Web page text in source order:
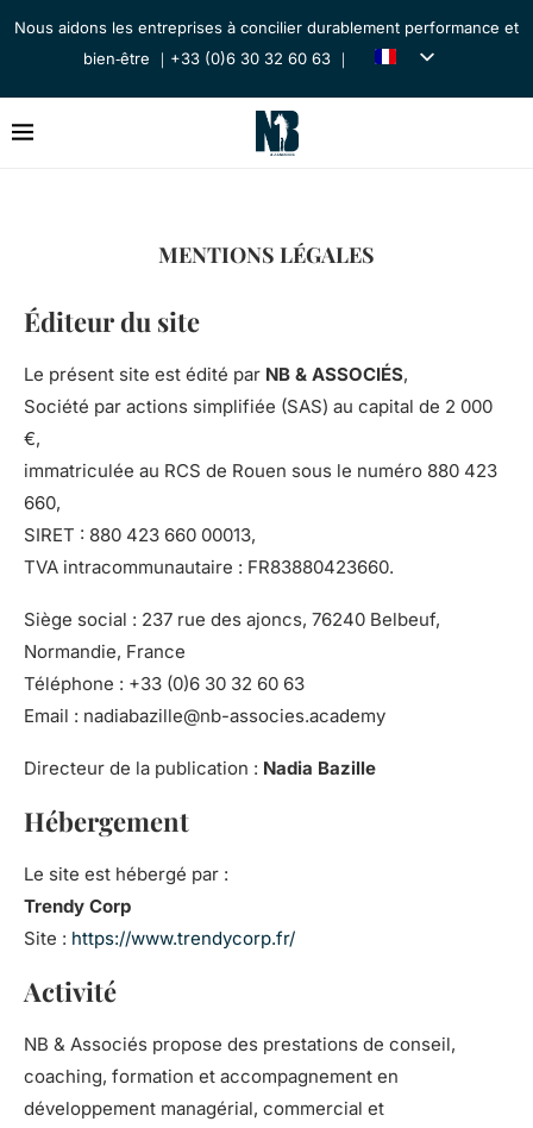
Nous aidons les entreprises à concilier durablement performance et
bien‑être ｜+33 (0)6 30 32 60 63 ｜
MENTIONS LÉGALES
Éditeur du site
Le présent site est édité par NB & ASSOCIÉS,
Société par actions simplifiée (SAS) au capital de 2 000
€,
immatriculée au RCS de Rouen sous le numéro 880 423
660,
SIRET : 880 423 660 00013,
TVA intracommunautaire : FR83880423660.
Siège social : 237 rue des ajoncs, 76240 Belbeuf,
Normandie, France
Téléphone : +33 (0)6 30 32 60 63
Email : nadiabazille@nb-associes.academy
Directeur de la publication : Nadia Bazille
Hébergement
Le site est hébergé par :
Trendy Corp
Site : https://www.trendycorp.fr/
Activité
NB & Associés propose des prestations de conseil,
coaching, formation et accompagnement en
développement managérial, commercial et